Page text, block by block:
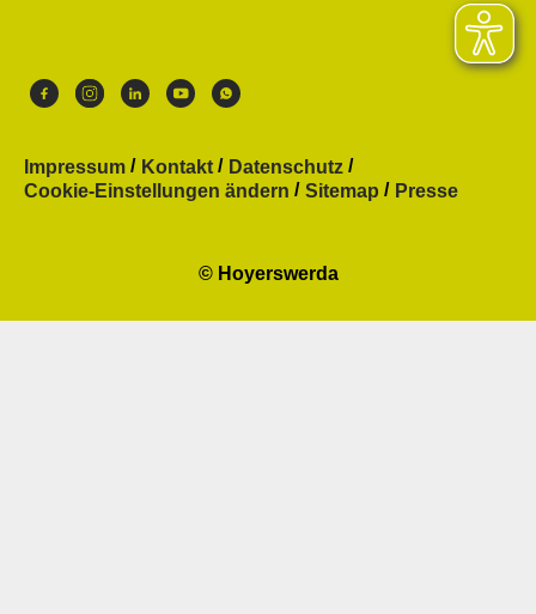
Impressum Kontakt
Datenschutz
Cookie-Einstellungen ändern
Sitemap Presse
© Hoyerswerda